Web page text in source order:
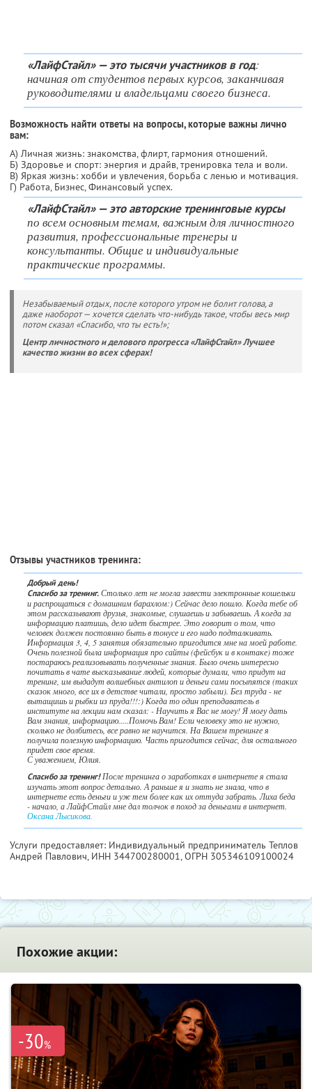
«ЛайфСтайл» — это тысячи участников в год:
начиная от студентов первых курсов, заканчивая
руководителями и владельцами своего бизнеса.
Возможность найти ответы на вопросы, которые важны лично
вам:
А) Личная жизнь: знакомства, флирт, гармония отношений.
Б) Здоровье и спорт: энергия и драйв, тренировка тела и воли.
В) Яркая жизнь: хобби и увлечения, борьба с ленью и мотивация.
Г) Работа, Бизнес, Финансовый успех.
«ЛайфСтайл» — это авторские тренинговые курсы
по всем основным темам, важным для личностного
развития, профессиональные тренеры и
консультанты. Общие и индивидуальные
практические программы.
Незабываемый отдых, после которого утром не болит голова, а
даже наоборот — хочется сделать что-нибудь такое, чтобы весь мир
потом сказал «Спасибо, что ты есть!»;
Центр личностного и делового прогресса «ЛайфСтайл» Лучшее
качество жизни во всех сферах!
Отзывы участников тренинга:
Добрый день!
Спасибо за тренинг.Столько лет не могла завести электронные кошельки
и распрощаться с домашним барахлом:) Сейчас дело пошло. Когда тебе об
этом рассказывают друзья, знакомые, слушаешь и забываешь. А когда за
информацию платишь, дело идет быстрее. Это говорит о том, что
человек должен постоянно быть в тонусе и его надо подталкивать.
Информация 3, 4, 5 занятия обязательно пригодится мне на моей работе.
Очень полезной была информация про сайты (фейсбук и в контаке) тоже
постараюсь реализовывать полученные знания. Было очень интересно
почитать в чате высказывание людей, которые думали, что придут на
тренинг, им выдадут волшебных антилоп и деньги сами посыпятся (таких
сказок много, все их в детстве читали, просто забыли). Без труда - не
вытащишь и рыбки из пруда!!!:) Когда то один преподаватель в
институте на лекции нам сказал: - Научить я Вас не могу! Я могу дать
Вам знания, информацию.....Помочь Вам! Если человеку это не нужно,
сколько не долбитесь, все равно не научится. На Вашем тренинге я
получила полезную информацию. Часть пригодится сейчас, для остального
придет свое время.
С уважением, Юлия.
Спасибо за тренинг!После тренинга о заработках в интернете я стала
изучать этот вопрос детально. А раньше я и знать не знала, что в
интернете есть деньги и уж тем более как их оттуда забрать. Лиха беда
- начало, а ЛайфСтайл мне дал толчок в поход за деньгами в интернет.
Оксана Лысикова.
Услуги предоставляет: Индивидуальный предприниматель Теплов
Андрей Павлович, ИНН 344700280001, ОГРН 305346109100024
Похожие акции:
-30%